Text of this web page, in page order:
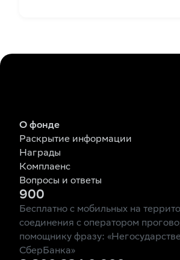
О фонде
Раскрытие информации
Награды
Комплаенс
Вопросы и ответы
900
Бесплатно с мобильных на
соединения с оператором
помощнику фразу:
СберБанка»